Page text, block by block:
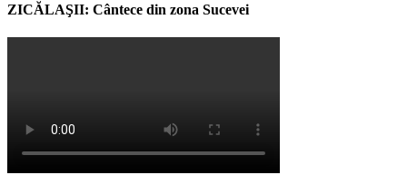
ZICĂLAŞII: Cântece din zona Sucevei